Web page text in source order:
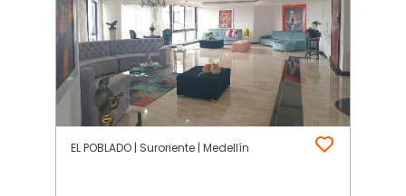
EL POBLADO | Suroriente | Medellín